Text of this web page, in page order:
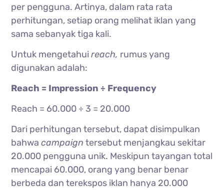
per pengguna. Artinya, dalam rata rata
perhitungan, setiap orang melihat iklan yang
sama sebanyak tiga kali.
Untuk mengetahuireach, rumus yang
digunakan adalah:
Reach = Impression ÷ Frequency
Reach = 60.000 ÷ 3 = 20.000
Dari perhitungan tersebut, dapat disimpulkan
bahwacampaign tersebut menjangkau sekitar
20.000 pengguna unik. Meskipun tayangan total
mencapai 60.000, orang yang benar benar
berbeda dan terekspos iklan hanya 20.000